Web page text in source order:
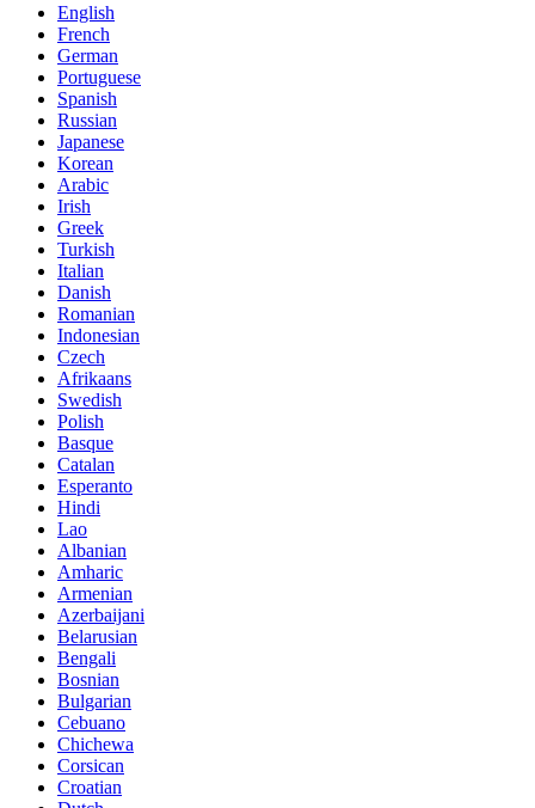
English
French
German
Portuguese
Spanish
Russian
Japanese
Korean
Arabic
Irish
Greek
Turkish
Italian
Danish
Romanian
Indonesian
Czech
Afrikaans
Swedish
Polish
Basque
Catalan
Esperanto
Hindi
Lao
Albanian
Amharic
Armenian
Azerbaijani
Belarusian
Bengali
Bosnian
Bulgarian
Cebuano
Chichewa
Corsican
Croatian